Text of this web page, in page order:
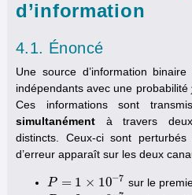
d’information
4.1. Énoncé
Une source d’information
indépendants avec une probabilité
Ces informations sont
simultanément à travers
distincts. Ceux-ci sont
d’erreur apparaît sur les deux
P = 1 × 10−7
P= 1× 10 −7
sur le